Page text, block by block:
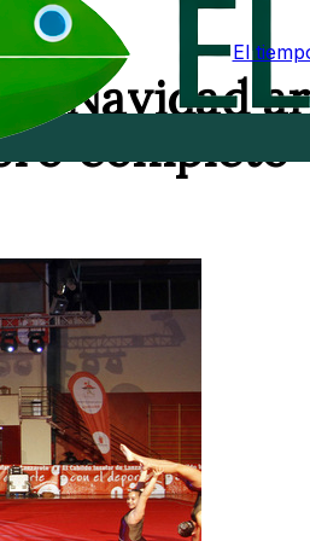
El
Navidad
completo